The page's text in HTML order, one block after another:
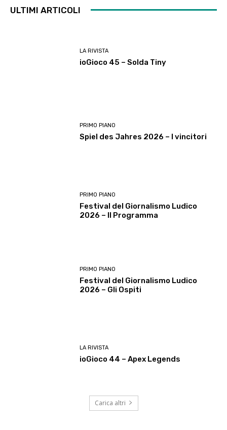
ULTIMI ARTICOLI
LA RIVISTA
ioGioco 45 – Solda Tiny
PRIMO PIANO
Spiel des Jahres 2026 – I vincitori
PRIMO PIANO
Festival del Giornalismo Ludico
2026 – Il Programma
PRIMO PIANO
Festival del Giornalismo Ludico
2026 – Gli Ospiti
LA RIVISTA
ioGioco 44 – Apex Legends
Carica altri